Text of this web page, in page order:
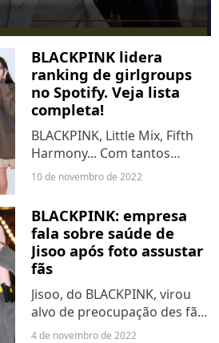
BLACKPINK lidera
ranking de girlgroups
no Spotify. Veja lista
completa!
BLACKPINK, Little Mix, Fifth
Harmony... Com tantos
girlgroups incríveis na
com ajuda do Spotify,
conseguimos definir qual
deles,...
10 de novembro de 2022
BLACKPINK: empresa
fala sobre saúde de
Jisoo após foto assustar
fãs
Jisoo, do BLACKPINK, virou
alvo de preocupação des fãs
após ser flagrada com
4 de novembro de 2022